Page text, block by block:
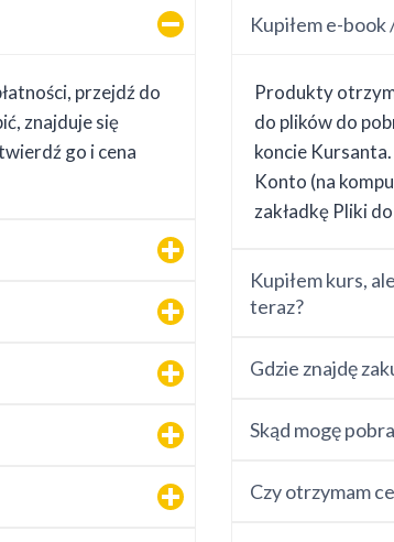
przejdź do
znajduje się
go i cena
Kupiłem e-
Produkty
do plików do
koncie
Konto (na
zakładkę Pliki
Kupiłem kurs,
teraz?
Gdzie znajdę
Skąd mogę
Czy otrzymam